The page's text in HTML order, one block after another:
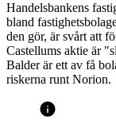
Handelsbankens
bland
den gör, är svårt att
Castellums aktie är
Balder är ett av få
riskerna runt Norion.